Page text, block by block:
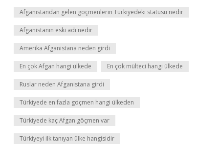
Afganistandan gelen göçmenlerin Türkiyedeki statüsü nedir
Afganistanın eski adı nedir
Amerika Afganistana neden girdi
En çok Afgan hangi ülkede En çok mülteci hangi ülkede
Ruslar neden Afganistana girdi
Türkiyede en fazla göçmen hangi ülkeden
Türkiyede kaç Afgan göçmen var
Türkiyeyi ilk tanıyan ülke hangisidir